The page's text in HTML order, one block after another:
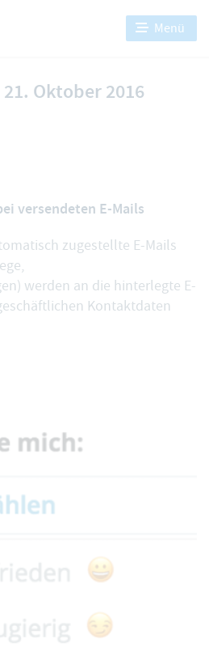
Menü
Oktober 2016
versendeten E-Mails
zugestellte E-Mails
werden an die hinterlegte E-
Kontaktdaten